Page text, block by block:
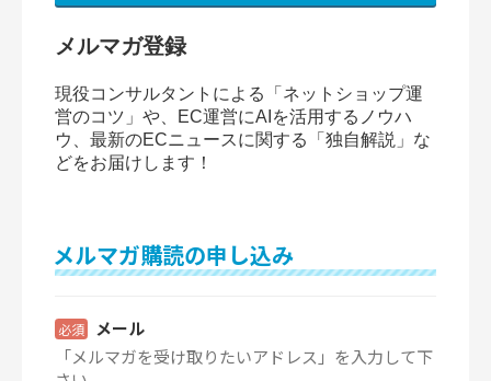
メルマガ登録
現役コンサルタントによる「ネットショップ運
営のコツ」や、EC運営にAIを活用するノウハ
ウ、最新のECニュースに関する「独自解説」な
どをお届けします！